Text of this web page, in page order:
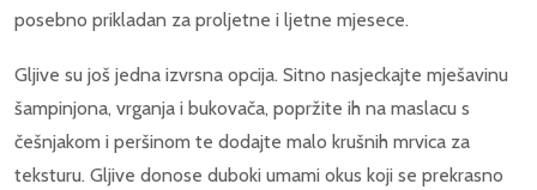
posebno prikladan za proljetne i ljetne mjesece.
Gljive su još jedna izvrsna opcija. Sitno nasjeckajte mješavinu
šampinjona, vrganja i bukovača, popržite ih na maslacu s
češnjakom i peršinom te dodajte malo krušnih mrvica za
teksturu. Gljive donose duboki umami okus koji se prekrasno